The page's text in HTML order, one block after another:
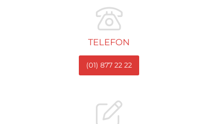
TELEFON
(01) 877 22 22